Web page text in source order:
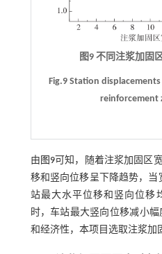
图9 不同注浆加固
Fig.9 Station
reinforcement
由 图9可知，随着注浆加固区
移和竖向位移呈下降趋势，当
站最大水平位移和竖向位移
时，车站最大竖向位移减小
和经济性，本项目选取注浆加